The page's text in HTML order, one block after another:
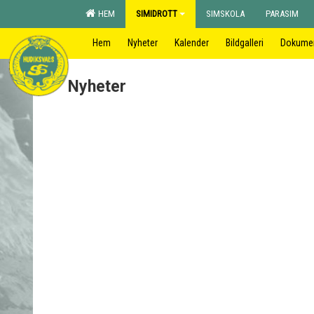
HEM SIMIDROTT SIMSKOLA PARASIM
Hem Nyheter Kalender Bildgalleri
Nyheter